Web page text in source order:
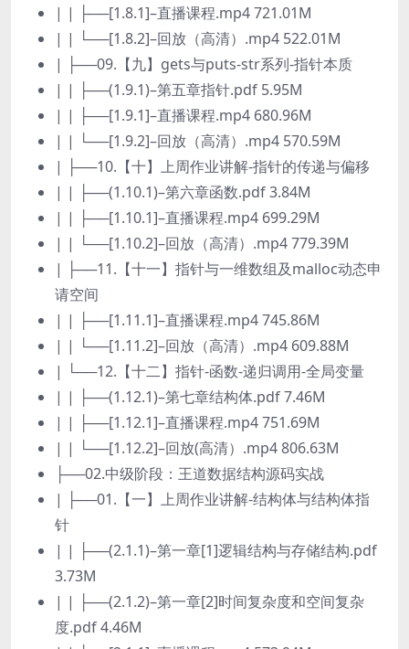
| | ├──[1.8.1]–直播课程.mp4 721.01M
| | └──[1.8.2]–回放（高清）.mp4 522.01M
| ├──09.【九】gets与puts-str系列-指针本质
| | ├──(1.9.1)–第五章指针.pdf 5.95M
| | ├──[1.9.1]–直播课程.mp4 680.96M
| | └──[1.9.2]–回放（高清）.mp4 570.59M
| ├──10.【十】上周作业讲解-指针的传递与偏移
| | ├──(1.10.1)–第六章函数.pdf 3.84M
| | ├──[1.10.1]–直播课程.mp4 699.29M
| | └──[1.10.2]–回放（高清）.mp4 779.39M
| ├──11.【十一】指针与一维数组及malloc动态申
请空间
| | ├──[1.11.1]–直播课程.mp4 745.86M
| | └──[1.11.2]–回放（高清）.mp4 609.88M
| └──12.【十二】指针-函数-递归调用-全局变量
| | ├──(1.12.1)–第七章结构体.pdf 7.46M
| | ├──[1.12.1]–直播课程.mp4 751.69M
| | └──[1.12.2]–回放(高清）.mp4 806.63M
├──02.中级阶段：王道数据结构源码实战
| ├──01.【一】上周作业讲解-结构体与结构体指
针
| | ├──(2.1.1)–第一章[1]逻辑结构与存储结构.pdf
3.73M
| | ├──(2.1.2)–第一章[2]时间复杂度和空间复杂
度.pdf 4.46M